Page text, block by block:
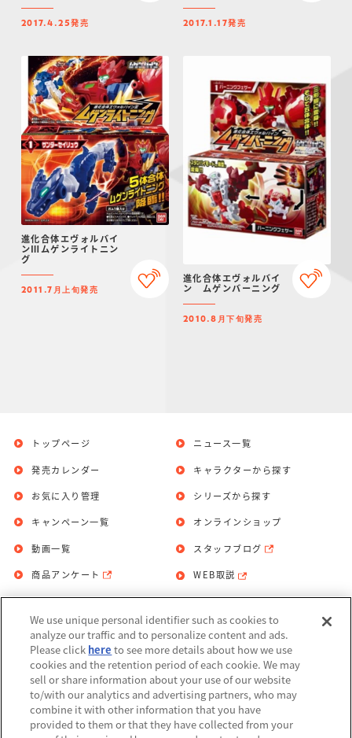
2017.4.25発売 2017.1.17発売
進化合体エヴォルバイ
ンⅢムゲンライトニン
グ
2011.7月上旬発売
進化合体エヴォルバイ
ン ムゲンバーニング
2010.8月下旬発売
トップページ
発売カレンダー
お気に入り管理
ニュース一覧
キャラクターから探す
シリーズから探す
キャンペーン一覧
動画一覧
商品アンケート
オンラインショップ
スタッフブログ
WEB取説
お問い合わせ 個人情報保護方針
利用規約
Do Not Sell or Share My Personal
Information
アレルギー情報
We use unique personal identifier such as cookies to
analyze our traffic and to personalize content and ads.
Please click here to see more details about how we use
cookies and the retention period of each cookie. We may
sell or share information about your use of our website
to/with our analytics and advertising partners, who may
combine it with other information that you have
provided to them or that they have collected from your